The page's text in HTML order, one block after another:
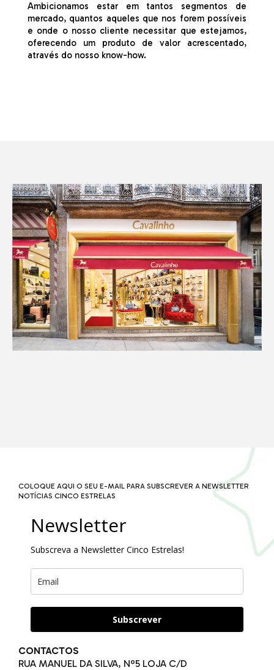
Ambicionamos estar em tantos segmentos de
mercado, quantos aqueles que nos forem possíveis
e onde o nosso cliente necessitar que estejamos,
oferecendo um produto de valor acrescentado,
através do nosso know-how.
COLOQUE AQUI O SEU E-MAIL PARA SUBSCREVER A NEWSLETTER
NOTÍCIAS CINCO ESTRELAS
Newsletter
Subscreva a Newsletter Cinco Estrelas!
Subscrever
CONTACTOS
RUA MANUEL DA SILVA, Nº5 LOJA C/D